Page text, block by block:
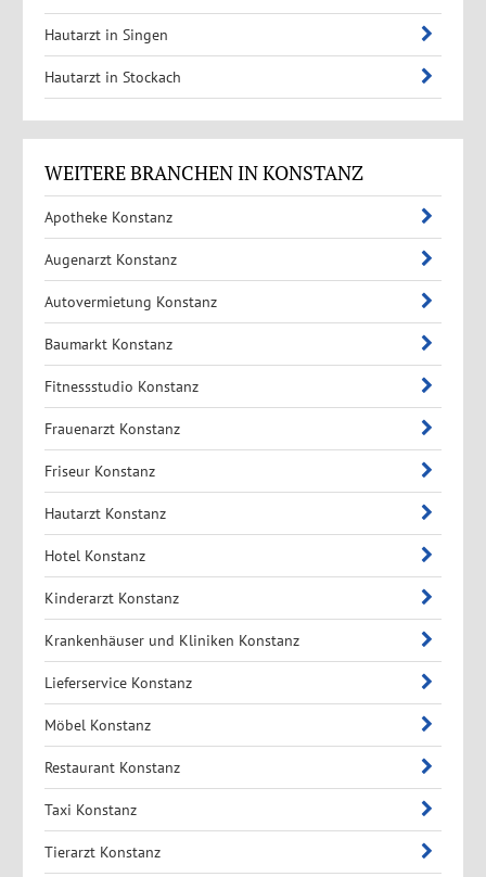
Hautarzt in Singen
Hautarzt in Stockach
WEITERE BRANCHEN IN KONSTANZ
Apotheke Konstanz
Augenarzt Konstanz
Autovermietung Konstanz
Baumarkt Konstanz
Fitnessstudio Konstanz
Frauenarzt Konstanz
Friseur Konstanz
Hautarzt Konstanz
Hotel Konstanz
Kinderarzt Konstanz
Krankenhäuser und Kliniken Konstanz
Lieferservice Konstanz
Möbel Konstanz
Restaurant Konstanz
Taxi Konstanz
Tierarzt Konstanz